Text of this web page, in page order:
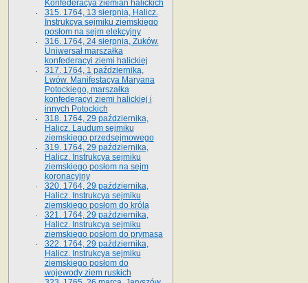
Konfederacya ziemian halickich
315. 1764, 13 sierpnia, Halicz.
Instrukcya sejmiku ziemskiego
posłom na sejm elekcyjny
316. 1764, 24 sierpnia, Żuków.
Uniwersał marszałka
konfederacyi ziemi halickiej
317. 1764, 1 października,
Lwów. Manifestacya Maryana
Potockiego, marszałka
konfederacyi ziemi halickiej i
innych Potockich
318. 1764, 29 października,
Halicz. Laudum sejmiku
ziemskiego przedsejmowego
319. 1764, 29 października,
Halicz. Instrukcya sejmiku
ziemskiego posłom na sejm
koronacyjny
320. 1764, 29 października,
Halicz. Instrukcya sejmiku
ziemskiego posłom do króla
321. 1764, 29 października,
Halicz. Instrukcya sejmiku
ziemskiego posłom do prymasa
322. 1764, 29 października,
Halicz. Instrukcya sejmiku
ziemskiego posłom do
wojewody ziem ruskich